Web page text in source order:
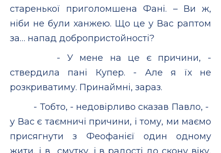
старенької приголомшена Фані. – Ви ж,
ніби не були ханжею. Що це у Вас раптом
за… напад добропристойності?
- У мене на це є причини, -
ствердила пані Купер. - Але я їх не
розкриватиму. Принаймні, зараз.
- Тобто, - недовірливо сказав Павло, -
у Вас є таємничі причини, і тому, ми маємо
присягнути з Феофанієї один одному